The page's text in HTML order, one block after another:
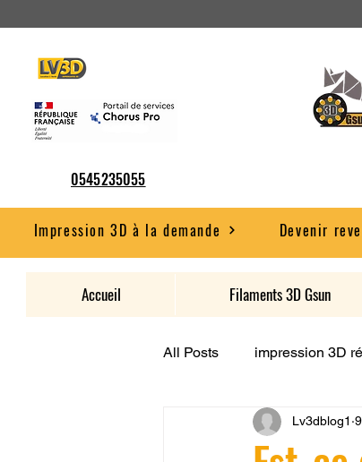
0545235055
Impression 3D à la demande Devenir
Accueil Filaments 3D Gsun
All Posts impression 3D
CONCESSION LV3D
Lv3dblog1